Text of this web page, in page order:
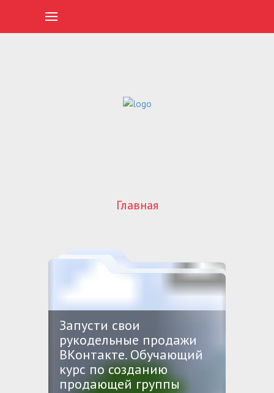
Главная
Запусти свои
рукодельные продажи
ВКонтакте. Обучающий
курс по созданию
продающей группы